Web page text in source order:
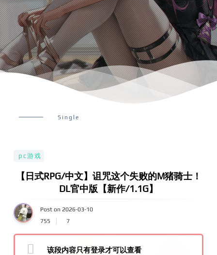
Single
pc游戏
【日式RPG/中文】诅咒这个失败的M猪骑士！
DL官中版【新作/1.1G】
Post on 2026-03-10
755
7
该段内容只有登录才可以查看